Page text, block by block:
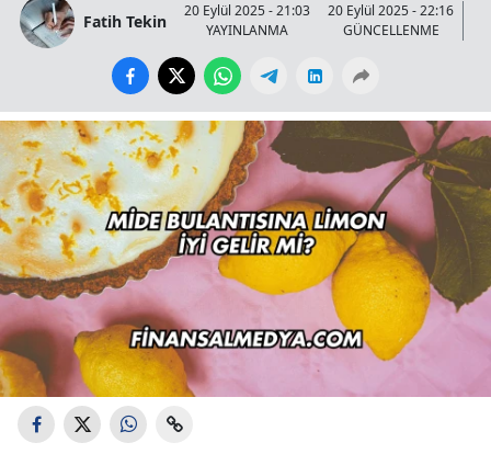
Fatih Tekin
20 Eylül 2025 - 21:03
YAYINLANMA
20 Eylül 2025 - 22:16
GÜNCELLENME